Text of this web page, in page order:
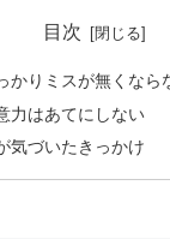
目次
かりミスが無くなら
力はあてにしない
気づいたきっかけ